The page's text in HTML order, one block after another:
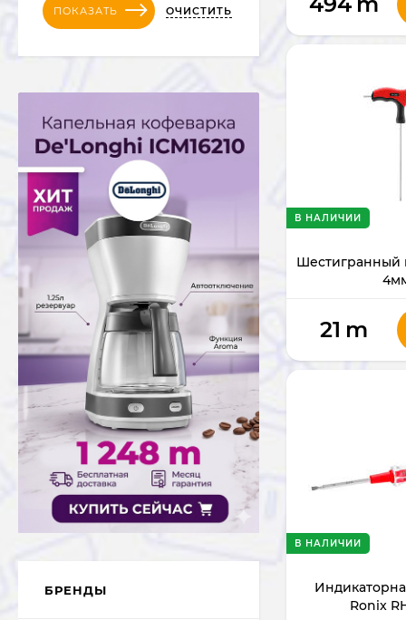
Шестигранный
В НАЛИЧИИ
21 m
Ronix
В НАЛИЧИИ
ПОКАЗАТЬ ОЧИСТИТЬ
БРЕНДЫ